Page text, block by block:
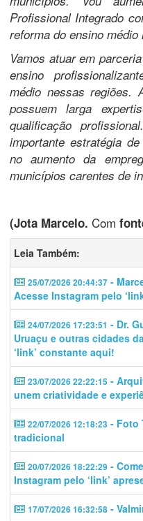
Profissional Integrado
reforma do ensino médio
Vamos atuar em
ensino
médio nessas regiões.
possuem larga
qualificação
importante estratégia
no aumento da
municípios carentes de
(Jota Marcelo. Com
Leia Também:
25/07/2026 20:44:37 -
Acesse Instagram pelo
24/07/2026 17:23:51 - Dr.
Uruaçu e outras cidades
‘link’ constante aqui!
23/07/2026 22:22:15 -
unem criatividade e
22/07/2026 12:18:23 - Foto
tradicional
20/07/2026 18:22:29 -
Instagram pelo ‘link’
17/07/2026 16:32:58 -